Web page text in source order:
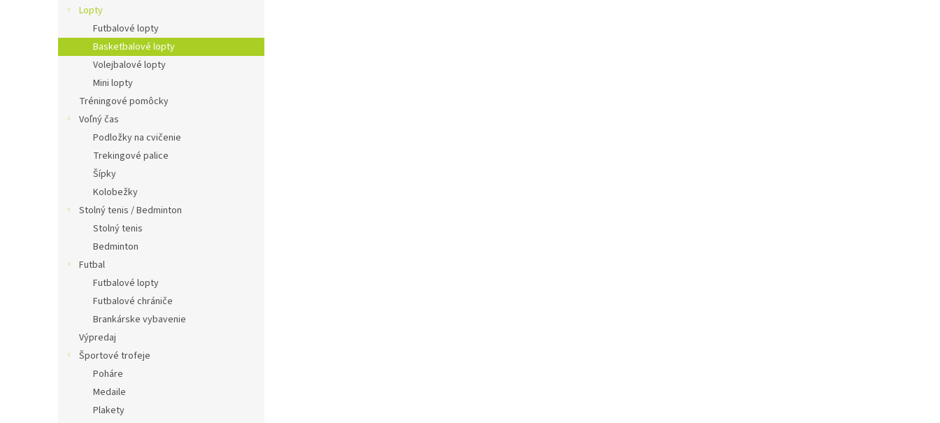
Lopty
Futbalové lopty
Basketbalové lopty
Volejbalové lopty
Mini lopty
Tréningové pomôcky
Voľný čas
Podložky na cvičenie
Trekingové palice
Šípky
Kolobežky
Stolný tenis / Bedminton
Stolný tenis
Bedminton
Futbal
Futbalové lopty
Futbalové chrániče
Brankárske vybavenie
Výpredaj
Športové trofeje
Poháre
Medaile
Plakety